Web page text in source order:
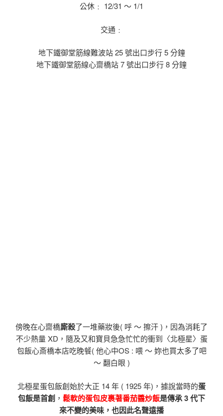
公休﹕ 12/31 〜 1/1
交通﹕
地下鐵御堂筋線難波站 25 號出口步行 5 分鐘
地下鐵御堂筋線心齋橋站 7 號出口步行 8 分鐘
傍晚在心齋橋廝殺了一堆藥妝後( 呼 〜 擦汗 )，因為消耗了
不少熱量 XD，隨及又和寶貝急急忙忙的衝到〈北極星〉蛋
包飯心斎橋本店吃晚餐( 他心中OS : 喂 〜 妳也買太多了吧
〜 翻白眼 )
北極星蛋包飯創始於大正 14 年 ( 1925 年)，據說當時的蛋
包飯是首創 ， 鬆軟的蛋包皮裹著番茄醬炒飯是傳承 3 代下
來不變的美味，也因此名聲遠播